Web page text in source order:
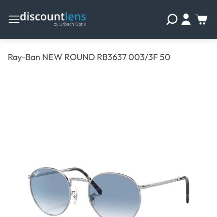
Ray-Ban NEW ROUND RB3637 003/3F 50